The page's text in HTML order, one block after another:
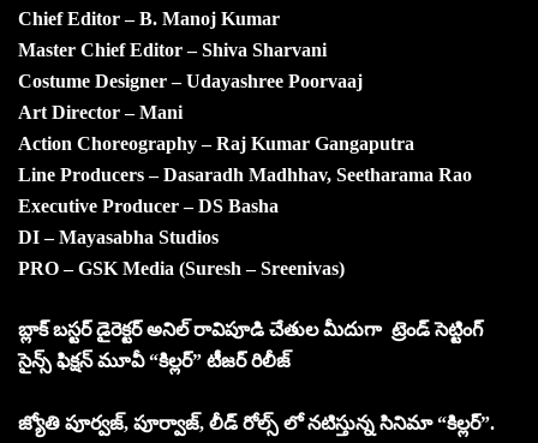
Chief Editor – B. Manoj Kumar
Master Chief Editor – Shiva Sharvani
Costume Designer – Udayashree Poorvaaj
Art Director – Mani
Action Choreography – Raj Kumar Gangaputra
Line Producers – Dasaradh Madhhav, Seetharama Rao
Executive Producer – DS Basha
DI – Mayasabha Studios
PRO – GSK Media (Suresh – Sreenivas)
బ్లాక్ బస్టర్ డైరెక్టర్ అనిల్ రావిపూడి చేతుల మీదుగా ట్రెండ్ సెట్టింగ్
సైన్స్ ఫిక్షన్ మూవీ “కిల్లర్” టీజర్ రిలీజ్
జ్యోతి పూర్వజ్, పూర్వాజ్, లీడ్ రోల్స్ లో నటిస్తున్న సినిమా “కిల్లర్”.